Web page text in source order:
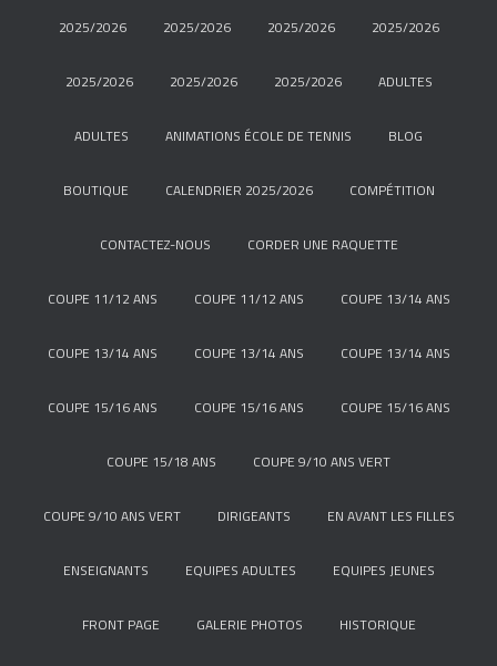
2025/2026 2025/2026 2025/2026 2025/2026
2025/2026 2025/2026 2025/2026 ADULTES
ADULTES ANIMATIONS ÉCOLE DE TENNIS BLOG
BOUTIQUE CALENDRIER 2025/2026 COMPÉTITION
CONTACTEZ-NOUS CORDER UNE RAQUETTE
COUPE 11/12 ANS COUPE 11/12 ANS COUPE 13/14 ANS
COUPE 13/14 ANS COUPE 13/14 ANS COUPE 13/14 ANS
COUPE 15/16 ANS COUPE 15/16 ANS COUPE 15/16 ANS
COUPE 15/18 ANS COUPE 9/10 ANS VERT
COUPE 9/10 ANS VERT DIRIGEANTS EN AVANT LES FILLES
ENSEIGNANTS EQUIPES ADULTES EQUIPES JEUNES
FRONT PAGE GALERIE PHOTOS HISTORIQUE